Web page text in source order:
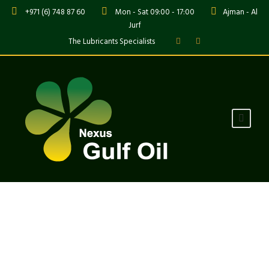
+971 (6) 748 87 60 Mon - Sat 09:00 - 17:00
Ajman - Al
Jurf
The Lubricants Specialists